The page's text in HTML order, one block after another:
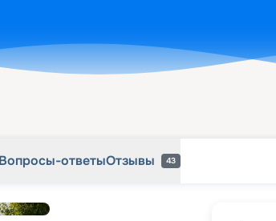
Вопросы-ответыОтзывы 43